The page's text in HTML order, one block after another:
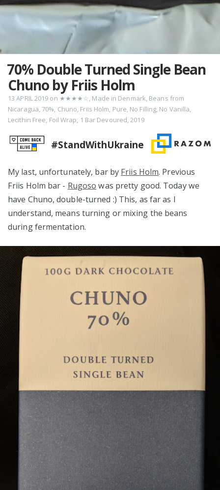
70% Double Turned Single Bean
Chuno by Friis Holm
13 APRIL 2019 on ★★★★☆, Made in Denmark, Beans from
Nicaragua, 70%, Chuno, Friis Holm, Pure, No Filling, No Vanilla,
Lecithin Free, Foil Wrap, 1 Bar Devoured,2019
#StandWithUkraine
My last, unfortunately, bar by Friis Holm. Previous
Friis Holm bar - Rugoso was pretty good. Today we
have Chuno, double-turned :) This, as far as I
understand, means turning or mixing the beans
during fermentation.